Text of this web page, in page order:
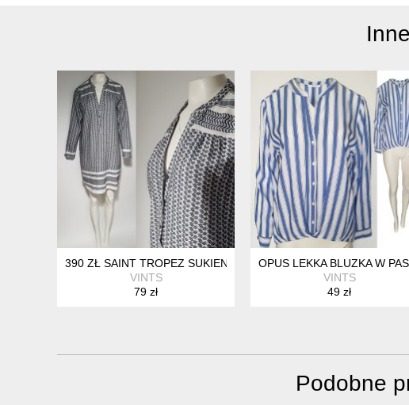
390 ZŁ SAINT TROPEZ SUKIENKA KOSZULOWA 100% BAWEŁNA
VINTS
79 zł
OPUS LEKKA BLUZKA W
VINTS
49 zł
Podobne